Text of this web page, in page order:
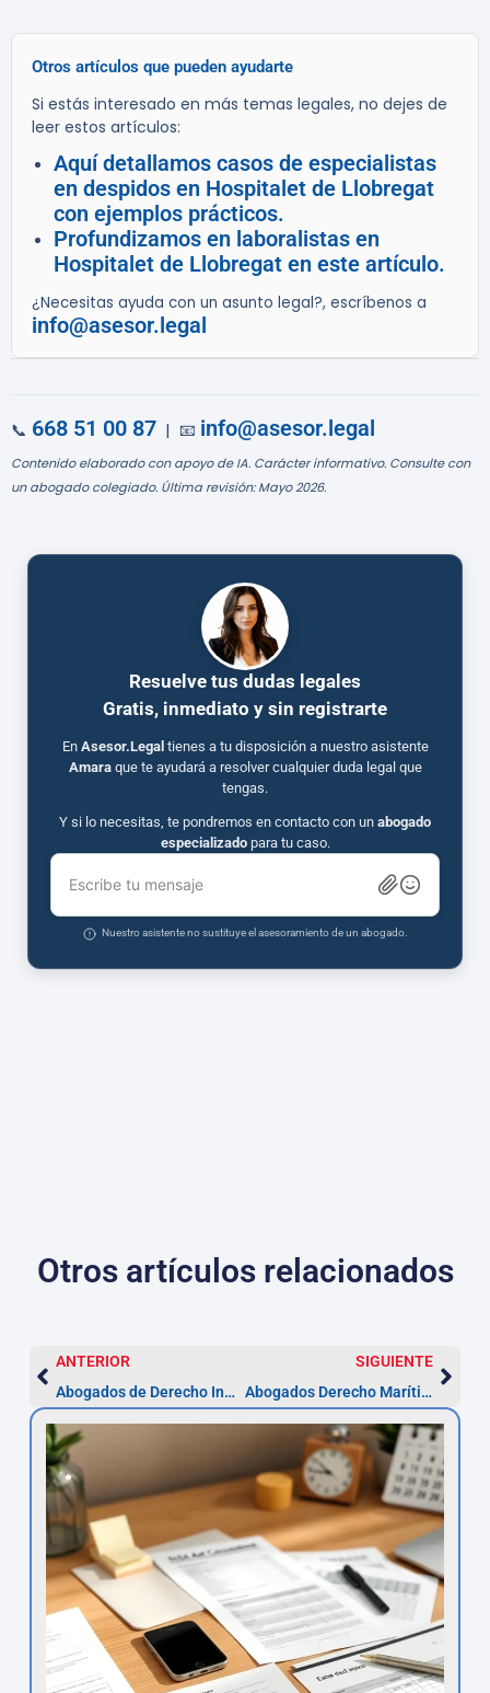
Otros artículos que pueden ayudarte
Si estás interesado en más temas legales, no dejes de
leer estos artículos:
Aquí detallamos casos de especialistas
en despidos en Hospitalet de Llobregat
con ejemplos prácticos.
Profundizamos en laboralistas en
Hospitalet de Llobregat en este artículo.
¿Necesitas ayuda con un asunto legal?, escríbenos a
info@asesor.legal
📞 668 51 00 87 | 📧 info@asesor.legal
Contenido elaborado con apoyo de IA. Carácter informativo. Consulte con
un abogado colegiado. Última revisión: Mayo 2026.
Resuelve tus dudas legales
Gratis, inmediato y sin registrarte
En Asesor.Legal tienes a tu disposición a nuestro asistente
Amaraque te ayudará a resolver cualquier duda legal que
tengas.
Y si lo necesitas, te pondremos en contacto con un abogado
especializadopara tu caso.
Escribe tu mensaje
Nuestro asistente no sustituye el asesoramiento de un abogado.
Otros artículos relacionados
ANTERIOR
Abogados de Derecho Inmobiliario en L’Hospitalet
SIGUIENTE
Abogados Derecho Marítimo y Portuario en L’Hospitalet